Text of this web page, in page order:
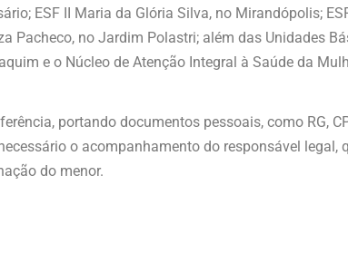
ESF II Maria da Glória Silva, no Mirandópolis;
Pacheco, no Jardim Polastri; além das Unidades
e o Núcleo de Atenção Integral à Saúde da
portando documentos pessoais, como RG,
o acompanhamento do responsável legal,
do menor.